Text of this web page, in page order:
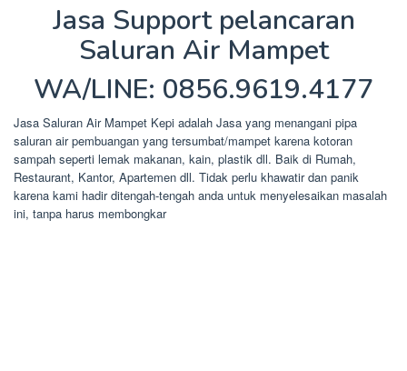
Jasa Support pelancaran
Saluran Air Mampet
WA/LINE: 0856.9619.4177
Jasa Saluran Air Mampet Kepi adalah Jasa yang menangani pipa
saluran air pembuangan yang tersumbat/mampet karena kotoran
sampah seperti lemak makanan, kain, plastik dll. Baik di Rumah,
Restaurant, Kantor, Apartemen dll. Tidak perlu khawatir dan panik
karena kami hadir ditengah-tengah anda untuk menyelesaikan masalah
ini, tanpa harus membongkar